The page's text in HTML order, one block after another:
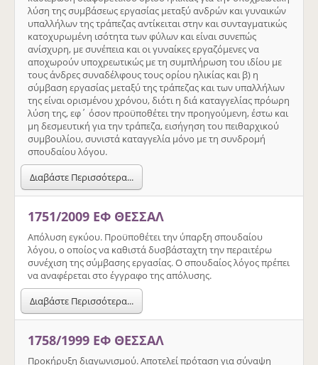
λύση της συμβάσεως εργασίας μεταξύ ανδρών και γυναικών
υπαλλήλων της τράπεζας αντίκειται στην και συνταγματικώς
κατοχυρωμένη ισότητα των φύλων και είναι συνεπώς
ανίσχυρη, με συνέπεια και οι γυναίκες εργαζόμενες να
αποχωρούν υποχρεωτικώς με τη συμπλήρωση του ιδίου με
τους άνδρες συναδέλφους τους ορίου ηλικίας και β) η
σύμβαση εργασίας μεταξύ της τράπεζας και των υπαλλήλων
της είναι ορισμένου χρόνου, διότι η διά καταγγελίας πρόωρη
λύση της, εφ΄ όσον προϋποθέτει την προηγούμενη, έστω και
μη δεσμευτική για την τράπεζα, εισήγηση του πειθαρχικού
συμβουλίου, συνιστά καταγγελία μόνο με τη συνδρομή
σπουδαίου λόγου.
Διαβάστε Περισσότερα...
1751/2009 ΕΦ ΘΕΣΣΑΛ
Απόλυση εγκύου. Προϋποθέτει την ύπαρξη σπουδαίου
λόγου, ο οποίος να καθιστά δυσβάσταχτη την περαιτέρω
συνέχιση της σύμβασης εργασίας. Ο σπουδαίος λόγος πρέπει
να αναφέρεται στο έγγραφο της απόλυσης.
Διαβάστε Περισσότερα...
1758/1999 ΕΦ ΘΕΣΣΑΛ
Προκήρυξη διαγωνισμού. Αποτελεί πρόταση για σύναψη